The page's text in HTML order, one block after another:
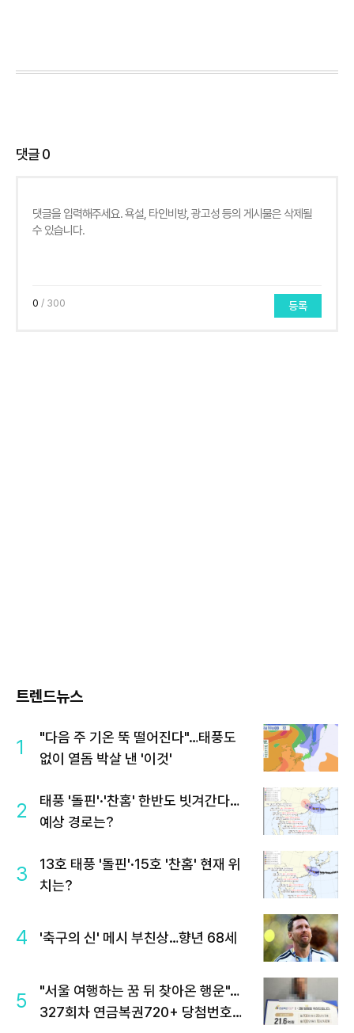
댓글0
0 / 300 등록
트렌드뉴스
1
"다음 주 기온 뚝 떨어진다"…태풍도
없이 열돔 박살 낸 '이것'
2
태풍 '돌핀'·'찬홈' 한반도 빗겨간다…
예상 경로는?
3
13호 태풍 '돌핀'·15호 '찬홈' 현재 위
치는?
4 '축구의 신' 메시 부친상…향년 68세
5
"서울 여행하는 꿈 뒤 찾아온 행운"…
327회차 연금복권720+ 당첨번호조